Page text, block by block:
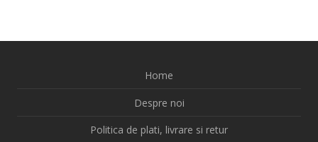
Home
Despre noi
Politica de plati, livrare si retur